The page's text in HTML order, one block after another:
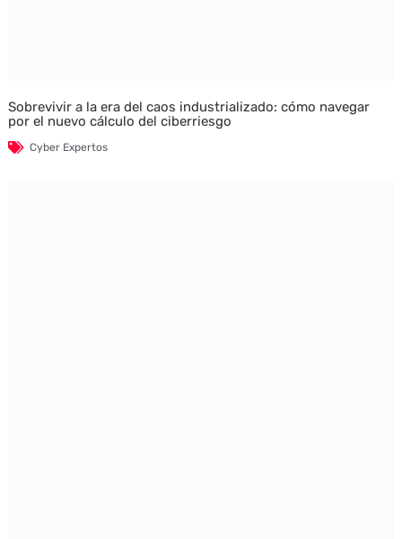
Sobrevivir a la era del caos industrializado: cómo navegar
por el nuevo cálculo del ciberriesgo
Cyber Expertos